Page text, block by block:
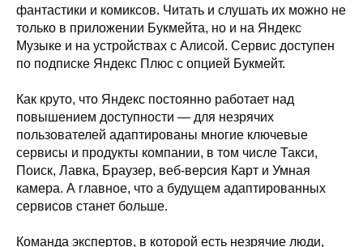
фантастики и комиксов. Читать и слушать их можно не
только в приложении Букмейта, но и на Яндекс
Музыке и на устройствах с Алисой. Сервис доступен
по подписке Яндекс Плюс с опцией Букмейт.
Как круто, что Яндекс постоянно работает над
повышением доступности — для незрячих
пользователей адаптированы многие ключевые
сервисы и продукты компании, в том числе Такси,
Поиск, Лавка, Браузер, веб-версия Карт и Умная
камера. А главное, что а будущем адаптированных
сервисов станет больше.
Команда экспертов, в которой есть незрячие люди,